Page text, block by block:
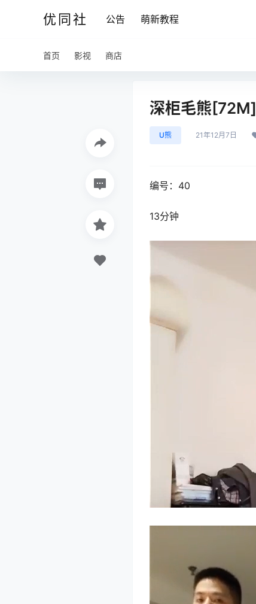
优同社 公告 萌新教程
首页 影视 商店
深柜毛熊[72M]
U熊 21年12月7日
编号：40
13分钟